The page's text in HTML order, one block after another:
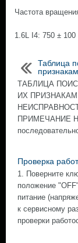
Частота
1.6L I4: 750 ±
Таблица
признакам
ТАБЛИЦА
ИХ
ПРИМЕЧАНИЕ
Проверка
1. Поверните
положение
питание
к сервисному
проверки